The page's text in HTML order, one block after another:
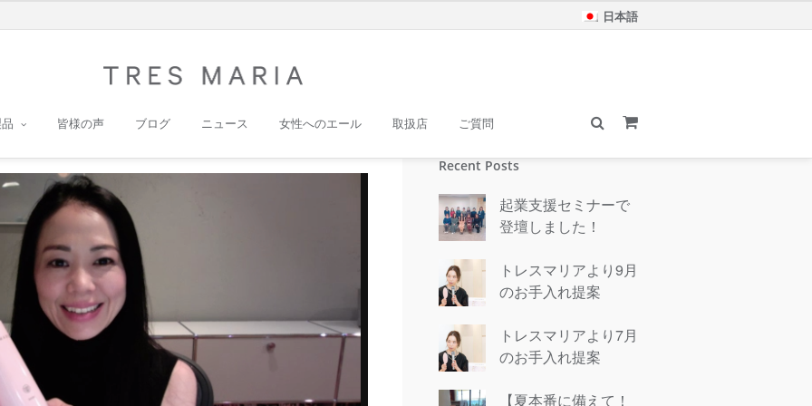
日本語
皆様の声 ブログ ニュース 女性へのエール 取扱店 ご質問
Recent Posts
起業支援セミナーで
登壇しました！
トレスマリアより9月
のお手入れ提案
トレスマリアより7月
のお手入れ提案
【夏本番に備えて！